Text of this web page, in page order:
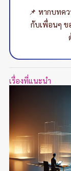
📌 หากบทค
กับเพื่อนๆ ข
เรื่องที่แนะนำ